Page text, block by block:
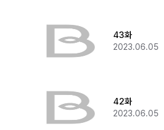
43화
2023.06.05
42화
2023.06.05